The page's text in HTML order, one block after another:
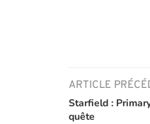
ARTICLE
Starfield :
quête